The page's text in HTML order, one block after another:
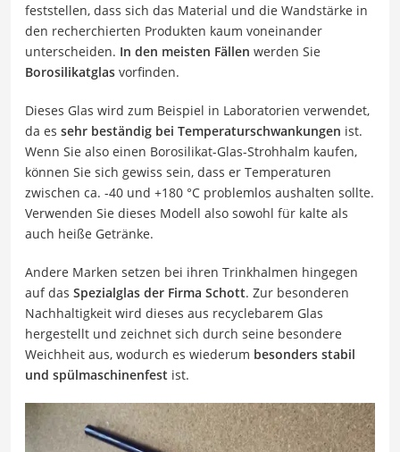
feststellen, dass sich das Material und die Wandstärke in
den recherchierten Produkten kaum voneinander
unterscheiden. In den meisten Fällen werden Sie
Borosilikatglas vorfinden.
Dieses Glas wird zum Beispiel in Laboratorien verwendet,
da es sehr beständig bei Temperaturschwankungen ist.
Wenn Sie also einen Borosilikat-Glas-Strohhalm kaufen,
können Sie sich gewiss sein, dass er Temperaturen
zwischen ca. -40 und +180 °C problemlos aushalten sollte.
Verwenden Sie dieses Modell also sowohl für kalte als
auch heiße Getränke.
Andere Marken setzen bei ihren Trinkhalmen hingegen
auf das Spezialglas der Firma Schott. Zur besonderen
Nachhaltigkeit wird dieses aus recyclebarem Glas
hergestellt und zeichnet sich durch seine besondere
Weichheit aus, wodurch es wiederum besonders stabil
und spülmaschinenfest ist.